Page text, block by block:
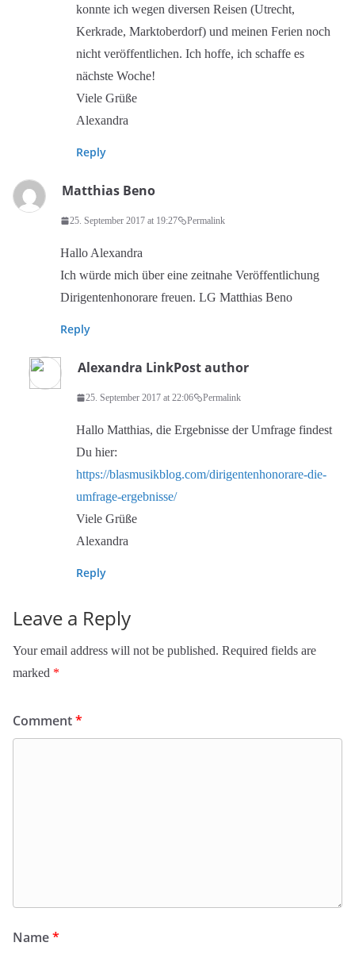
konnte ich wegen diversen Reisen (Utrecht,
Kerkrade, Marktoberdorf) und meinen Ferien noch
nicht veröffentlichen. Ich hoffe, ich schaffe es
nächste Woche!
Viele Grüße
Alexandra
Reply
Matthias Beno
25. September 2017 at 19:27 Permalink
Hallo Alexandra
Ich würde mich über eine zeitnahe Veröffentlichung
Dirigentenhonorare freuen. LG Matthias Beno
Reply
Alexandra LinkPost author
25. September 2017 at 22:06 Permalink
Hallo Matthias, die Ergebnisse der Umfrage findest
Du hier:
https://blasmusikblog.com/dirigentenhonorare-die-
umfrage-ergebnisse/
Viele Grüße
Alexandra
Reply
Leave a Reply
Your email address will not be published. Required fields are
marked *
Comment*
Name*